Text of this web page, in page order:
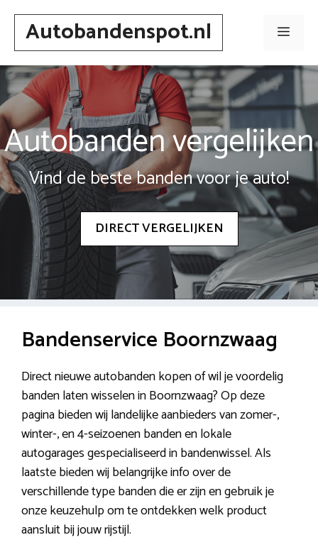
Spring
inhoudAutobandenspot.nl Menu
Autobanden vergelijken
Vind de beste banden voor je auto!
DIRECT VERGELIJKEN
Bandenservice Boornzwaag
Direct nieuwe autobanden kopen of wil je voordelig
banden laten wisselen in Boornzwaag? Op deze
pagina bieden wij landelijke aanbieders van zomer-,
winter-, en 4-seizoenen banden en lokale
autogarages gespecialiseerd in bandenwissel. Als
laatste bieden wij belangrijke info over de
verschillende type banden die er zijn en gebruik je
onze keuzehulp om te ontdekken welk product
aansluit bij jouw rijstijl.